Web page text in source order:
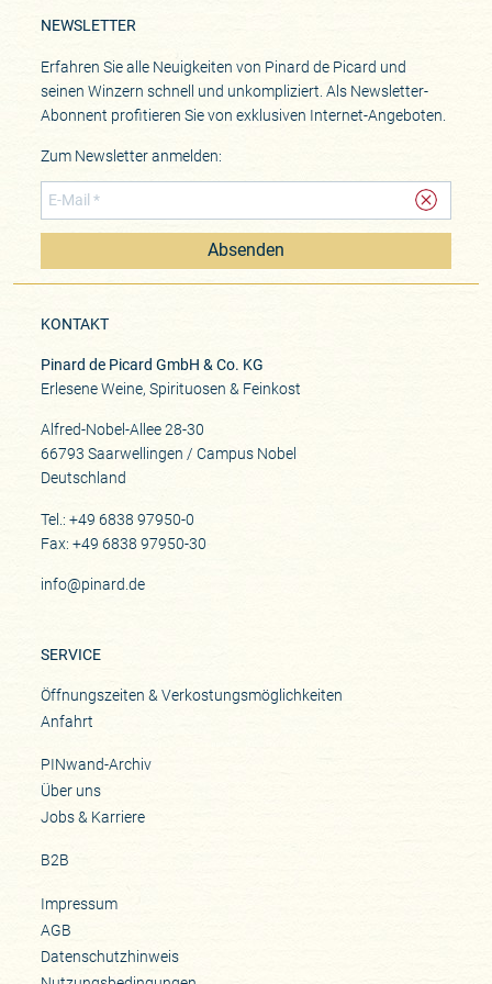
NEWSLETTER
Erfahren Sie alle Neuigkeiten von Pinard de Picard und
seinen Winzern schnell und unkompliziert. Als Newsletter-
Abonnent profitieren Sie von exklusiven Internet-Angeboten.
Zum Newsletter anmelden:
Absenden
KONTAKT
Pinard de Picard GmbH & Co. KG
Erlesene Weine, Spirituosen & Feinkost
Alfred-Nobel-Allee 28-30
66793 Saarwellingen / Campus Nobel
Deutschland
Tel.: +49 6838 97950-0
Fax: +49 6838 97950-30
info@pinard.de
SERVICE
Öffnungszeiten & Verkostungsmöglichkeiten
Anfahrt
PINwand-Archiv
Über uns
Jobs & Karriere
B2B
Impressum
AGB
Datenschutzhinweis